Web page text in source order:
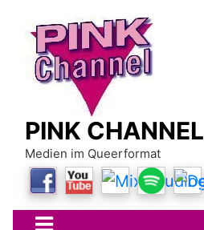
content
PINK CHANNEL
Medien im Queerformat